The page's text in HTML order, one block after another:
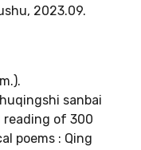
2023.09.
sanbai
reading of 300
poems : Qing